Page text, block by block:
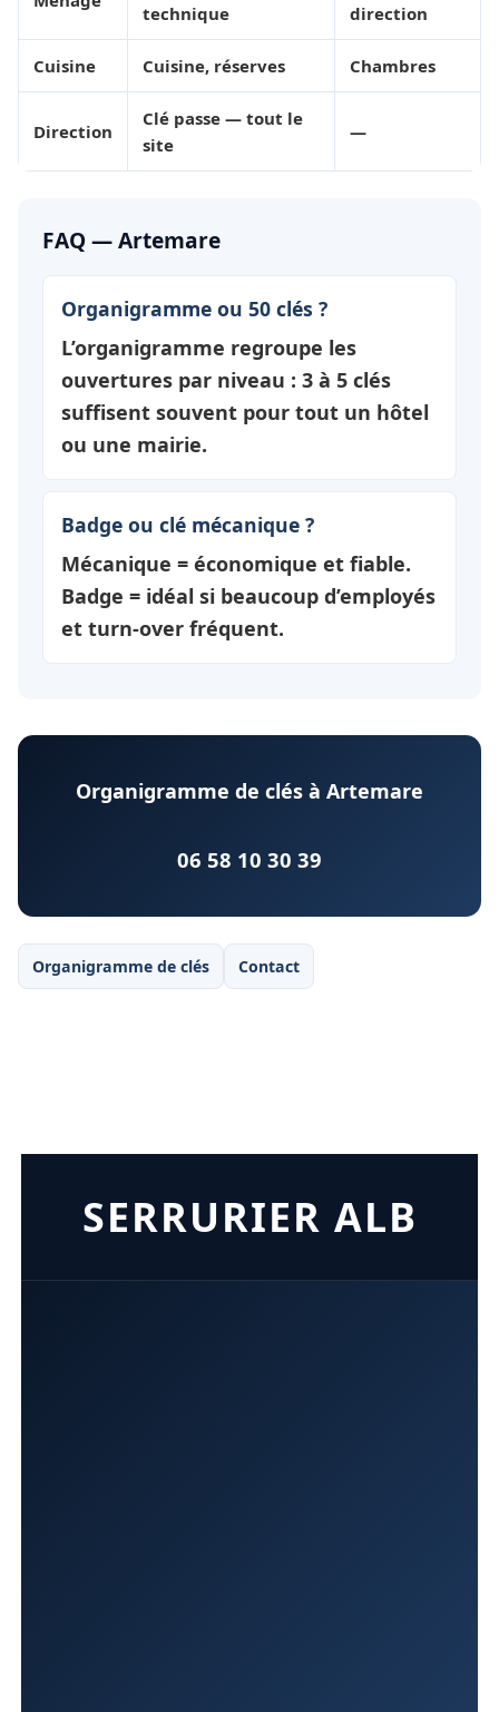
technique direction
Cuisine Cuisine, réserves Chambres
Direction
Clé passe — tout le
site
—
FAQ — Artemare
Organigramme ou 50 clés ?
L’organigramme regroupe les
ouvertures par niveau : 3 à 5 clés
suffisent souvent pour tout un hôtel
ou une mairie.
Badge ou clé mécanique ?
Mécanique = économique et fiable.
Badge = idéal si beaucoup d’employés
et turn-over fréquent.
Organigramme de clés à Artemare
06 58 10 30 39
Organigramme de clés Contact
SERRURIER ALB